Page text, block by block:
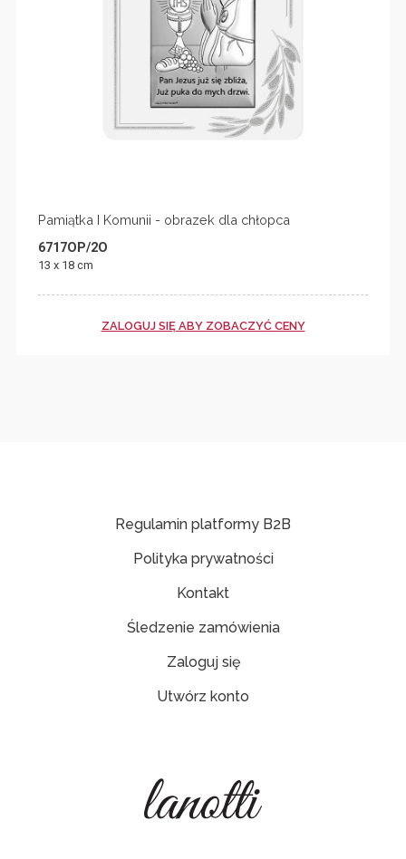
Pamiątka I Komunii - obrazek dla chłopca
6717OP/2O
13 x 18 cm
ZALOGUJ SIĘ ABY ZOBACZYĆ CENY
Regulamin platformy B2B
Polityka prywatności
Kontakt
Śledzenie zamówienia
Zaloguj się
Utwórz konto